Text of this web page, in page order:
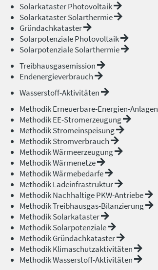
Solarkataster Photovoltaik
Solarkataster Solarthermie
Gründachkataster
Solarpotenziale Photovoltaik
Solarpotenziale Solarthermie
Treibhausgasemission
Endenergieverbrauch
Wasserstoff-Aktivitäten
Methodik Erneuerbare-Energien-Anlagen
Methodik EE-Stromerzeugung
Methodik Stromeinspeisung
Methodik Stromverbrauch
Methodik Wärmeerzeugung
Methodik Wärmenetze
Methodik Wärmebedarfe
Methodik Ladeinfrastruktur
Methodik Nachhaltige PKW-Antriebe
Methodik Treibhausgas-Bilanzierung
Methodik Solarkataster
Methodik Solarpotenziale
Methodik Gründachkataster
Methodik Klimaschutzaktivitäten
Methodik Wasserstoff-Aktivitäten